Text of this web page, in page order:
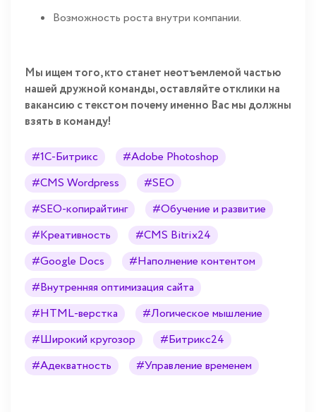
Возможность роста внутри компании.
Мы ищем того, кто станет неотъемлемой частью
нашей дружной команды, оставляйте отклики на
вакансию с текстом почему именно Вас мы должны
взять в команду!
#1С-Битрикс
#Adobe Photoshop
#CMS Wordpress
#SEO
#SEO-копирайтинг
#Обучение и развитие
#Креативность
#CMS Bitrix24
#Google Docs
#Наполнение контентом
#Внутренняя оптимизация сайта
#HTML-верстка
#Логическое мышление
#Широкий кругозор
#Битрикс24
#Адекватность
#Управление временем